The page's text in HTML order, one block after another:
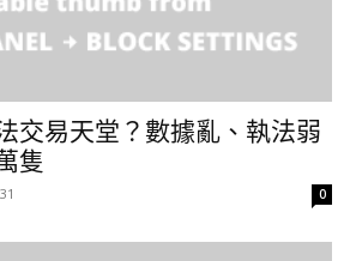
交易天堂？數據亂、執法弱
隻
0